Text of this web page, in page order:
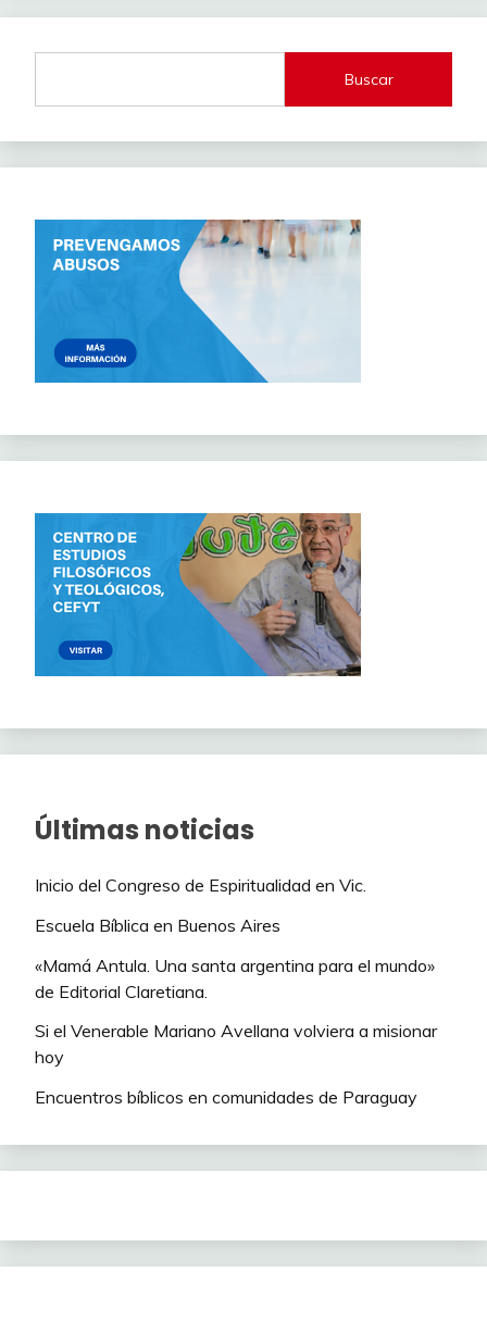
Buscar
Últimas noticias
Inicio del Congreso de Espiritualidad en Vic.
Escuela Bíblica en Buenos Aires
«Mamá Antula. Una santa argentina para el mundo»
de Editorial Claretiana.
Si el Venerable Mariano Avellana volviera a misionar
hoy
Encuentros bíblicos en comunidades de Paraguay